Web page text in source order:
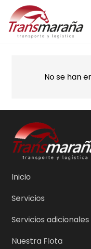
No se han
Inicio
Servicios
Servicios adicionales
Nuestra Flota